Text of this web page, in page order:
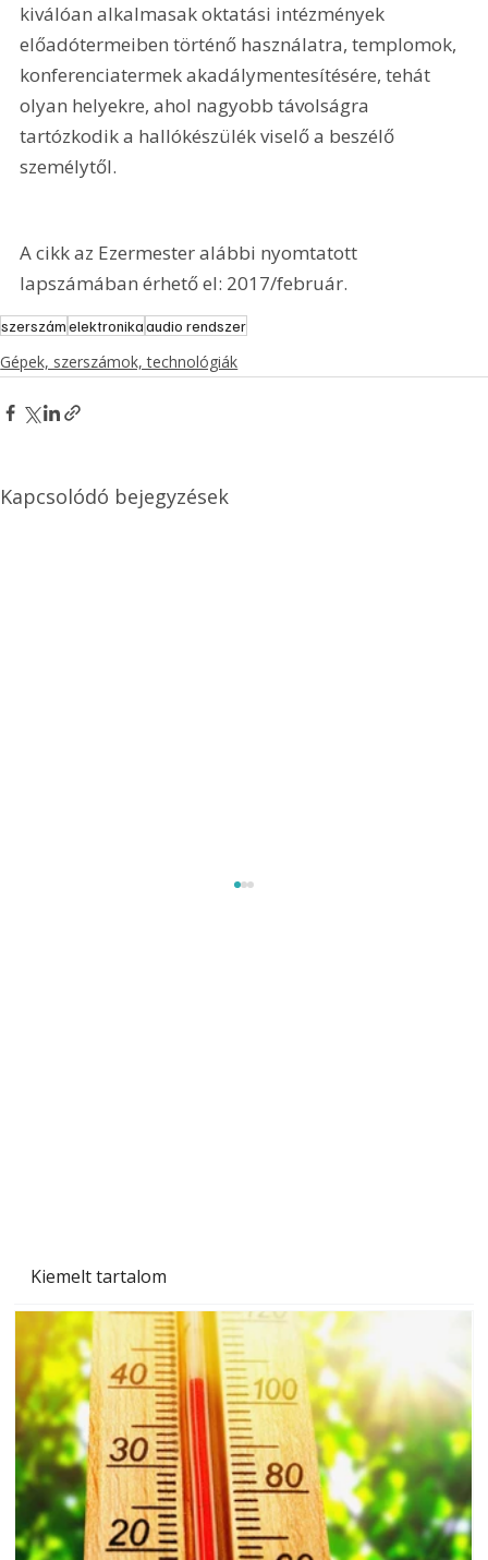
Kiemelt tartalom
kiválóan alkalmasak oktatási intézmények
előadótermeiben történő használatra, templomok,
konferenciatermek akadálymentesítésére, tehát
olyan helyekre, ahol nagyobb távolságra
tartózkodik a hallókészülék viselő a beszélő
személytől.
A cikk az Ezermester alábbi nyomtatott
lapszámában érhető el: 2017/február.
szerszámelektronikaaudio rendszer
Gépek, szerszámok, technológiák
Kapcsolódó bejegyzések